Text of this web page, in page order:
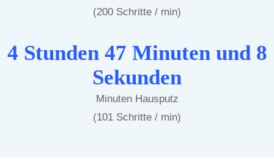
(200 Schritte / min)
4 Stunden 47 Minuten und 8
Sekunden
Minuten Hausputz
(101 Schritte / min)